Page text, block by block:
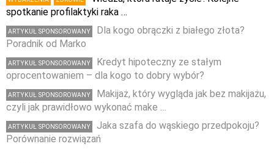
spotkanie profilaktyki raka …
ARTYKUŁ SPONSOROWANY
Dla kogo obrączki z białego złota?
Poradnik od Marko
ARTYKUŁ SPONSOROWANY
Kredyt hipoteczny ze stałym
oprocentowaniem – dla kogo to dobry wybór?
ARTYKUŁ SPONSOROWANY
Makijaż, który wygląda jak bez makijażu,
czyli jak prawidłowo wykonać make …
ARTYKUŁ SPONSOROWANY
Jaka szafa do wąskiego przedpokoju?
Porównanie rozwiązań